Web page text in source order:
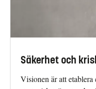
Säkerhet och
Visionen är att